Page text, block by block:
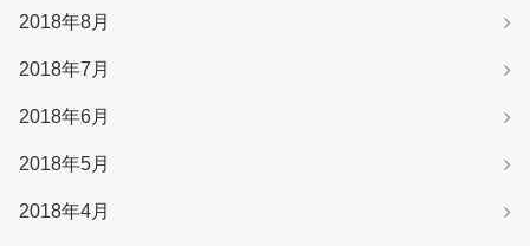
2018年8月
2018年7月
2018年6月
2018年5月
2018年4月